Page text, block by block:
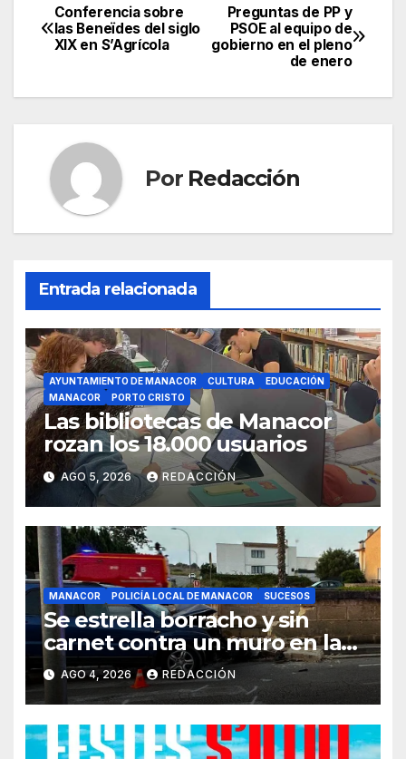
c
e
o
o
k
itt
er
ail at
s
p
e
gr
m
m
p
tir
Navegación
de
entradas
Preguntas de PP y
PSOE al equipo de
gobierno en el pleno
de enero
Conferencia sobre
las Beneïdes del siglo
XIX en S’Agrícola
Por Redacción
Entrada relacionada
AYUNTAMIENTO DE MANACOR CULTURA
EDUCACIÓN
MANACOR
PORTO CRISTO
Las bibliotecas de Manacor
rozan los 18.000 usuarios
AGO 5, 2026 REDACCIÓN
MANACOR POLICÍA LOCAL DE MANACOR SUCESOS
Se estrella borracho y sin
carnet contra un muro en la
ronda del Port de Manacor y
lo destroza
AGO 4, 2026 REDACCIÓN